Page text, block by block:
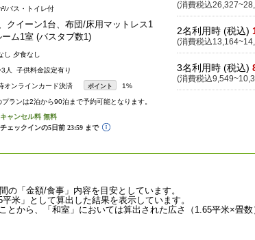
バス・トイレ付
クイーン1台、布団/床用マットレス1
ム1室 (バスタブ数1)
し 夕食なし
3人 子供料金設定有り
オンラインカード決済 ポイント 1%
ランは2泊から90泊まで予約可能となります。
(消費税込
2名利用時 (税込)
(消費税込
3名利用時 (税込)
(消費税込
「金額/食事」内容を目安としています。
米」として算出した結果を表示しています。
から、「和室」においては算出された広さ（1.65平米×畳数